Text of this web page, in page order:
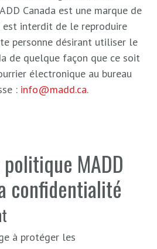
Canada est une marque de
est interdit de le reproduire
personne désirant utiliser le
de quelque façon que ce soit
électronique au bureau
: info@madd.ca.
MADD
confidentialité
à protéger les